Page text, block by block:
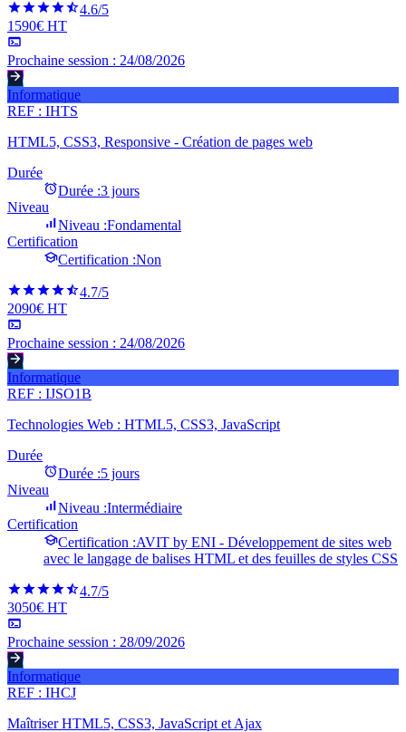
4.6/5
1590€ HT
Prochaine session : 24/08/2026
Informatique
REF : IHTS
HTML5, CSS3, Responsive - Création de pages web
Durée
Durée :3 jours
Niveau
Niveau :Fondamental
Certification
Certification :Non
4.7/5
2090€ HT
Prochaine session : 24/08/2026
Informatique
REF : IJSO1B
Technologies Web : HTML5, CSS3, JavaScript
Durée
Durée :5 jours
Niveau
Niveau :Intermédiaire
Certification
Certification :AVIT by ENI - Développement de sites web
avec le langage de balises HTML et des feuilles de styles CSS
4.7/5
3050€ HT
Prochaine session : 28/09/2026
Informatique
REF : IHCJ
Maîtriser HTML5, CSS3, JavaScript et Ajax